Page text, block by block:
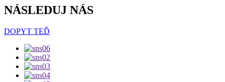
NÁSLEDUJ NÁS
DOPYT TEĎ